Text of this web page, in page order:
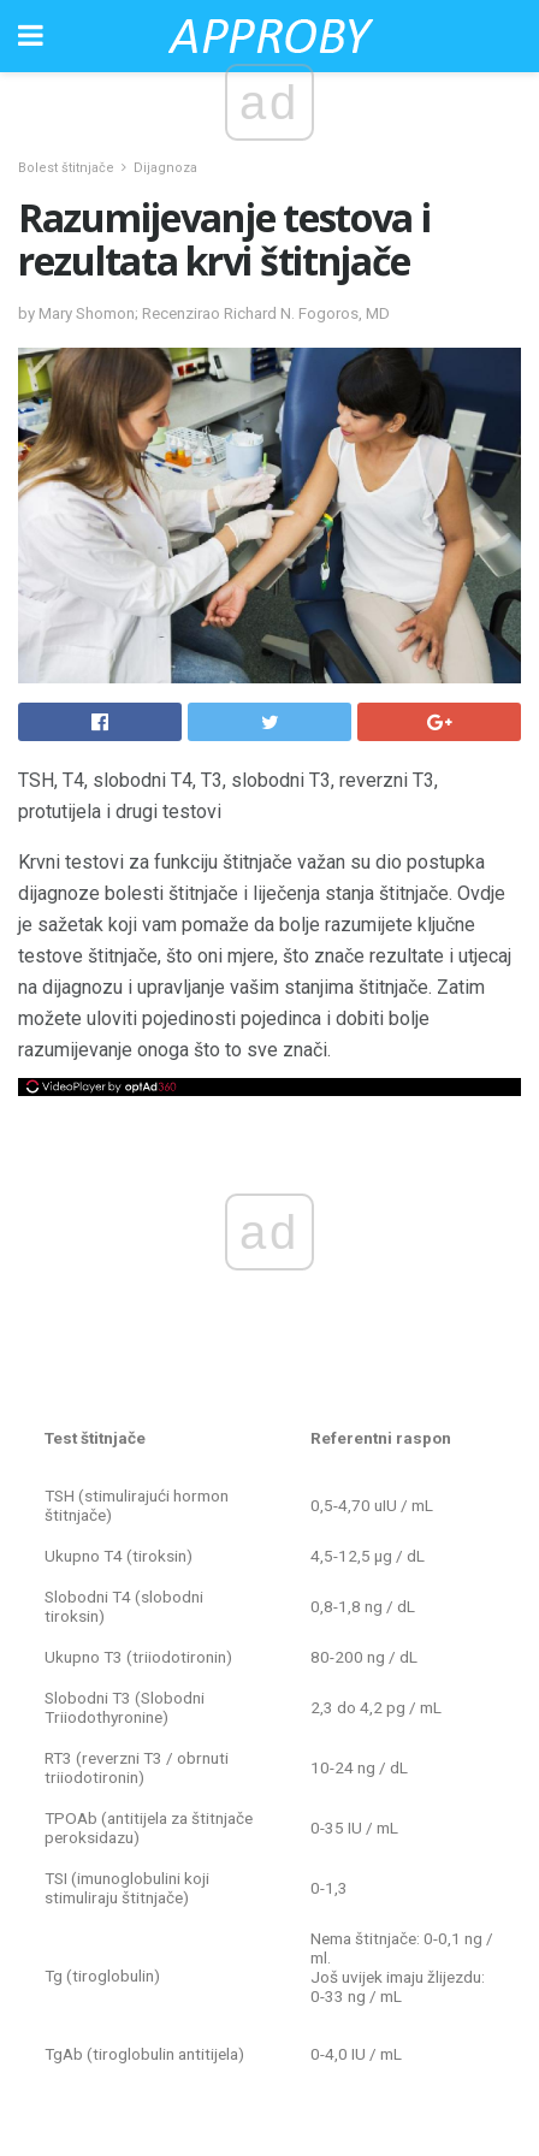
ad
Bolest štitnjače Dijagnoza
Razumijevanje testova i
rezultata krvi štitnjače
by Mary Shomon; Recenzirao Richard N. Fogoros, MD
TSH, T4, slobodni T4, T3, slobodni T3, reverzni T3,
protutijela i drugi testovi
Krvni testovi za funkciju štitnjače važan su dio postupka
dijagnoze bolesti štitnjače i liječenja stanja štitnjače. Ovdje
je sažetak koji vam pomaže da bolje razumijete ključne
testove štitnjače, što oni mjere, što znače rezultate i utjecaj
na dijagnozu i upravljanje vašim stanjima štitnjače. Zatim
možete uloviti pojedinosti pojedinca i dobiti bolje
razumijevanje onoga što to sve znači.
ad
Test štitnjače Referentni raspon
TSH (stimulirajući hormon
štitnjače)
0,5-4,70 uIU / mL
Ukupno T4 (tiroksin) 4,5-12,5 μg / dL
Slobodni T4 (slobodni
tiroksin)
0,8-1,8 ng / dL
Ukupno T3 (triiodotironin) 80-200 ng / dL
Slobodni T3 (Slobodni
Triiodothyronine)
2,3 do 4,2 pg / mL
RT3 (reverzni T3 / obrnuti
triiodotironin)
10-24 ng / dL
TPOAb (antitijela za štitnjače
peroksidazu)
0-35 IU / mL
TSI (imunoglobulini koji
stimuliraju štitnjače)
0-1,3
Tg (tiroglobulin)
Nema štitnjače: 0-0,1 ng /
ml.
Još uvijek imaju žlijezdu:
0-33 ng / mL
TgAb (tiroglobulin antitijela) 0-4,0 IU / mL